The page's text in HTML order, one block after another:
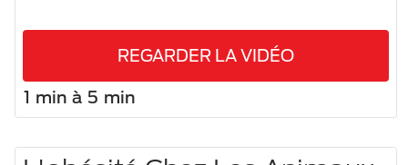
REGARDER LA VIDÉO
1 min à 5 min